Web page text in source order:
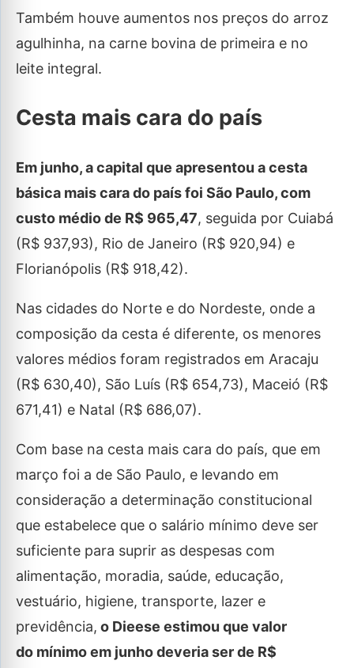
Também houve aumentos nos preços do arroz
agulhinha, na carne bovina de primeira e no
leite integral.
Cesta mais cara do país
Em junho, a capital que apresentou a cesta
básica mais cara do país foi São Paulo, com
custo médio de R$ 965,47, seguida por Cuiabá
(R$ 937,93), Rio de Janeiro (R$ 920,94) e
Florianópolis (R$ 918,42).
Nas cidades do Norte e do Nordeste, onde a
composição da cesta é diferente, os menores
valores médios foram registrados em Aracaju
(R$ 630,40), São Luís (R$ 654,73), Maceió (R$
671,41) e Natal (R$ 686,07).
Com base na cesta mais cara do país, que em
março foi a de São Paulo, e levando em
consideração a determinação constitucional
que estabelece que o salário mínimo deve ser
suficiente para suprir as despesas com
alimentação, moradia, saúde, educação,
vestuário, higiene, transporte, lazer e
previdência, o Dieese estimou que valor
do mínimo em junho deveria ser de R$